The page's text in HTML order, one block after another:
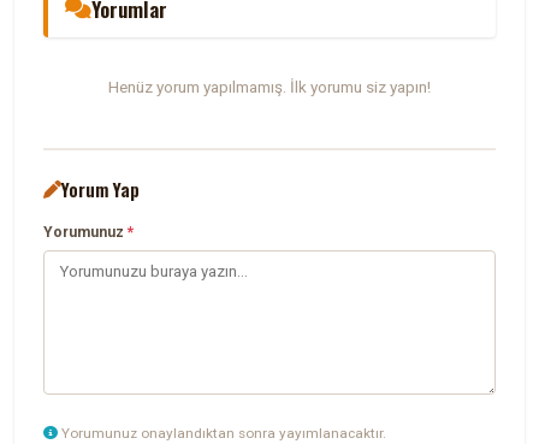
Yorumlar
Henüz yorum yapılmamış. İlk yorumu siz yapın!
Yorum Yap
Yorumunuz*
Yorumunuz onaylandıktan sonra yayımlanacaktır.